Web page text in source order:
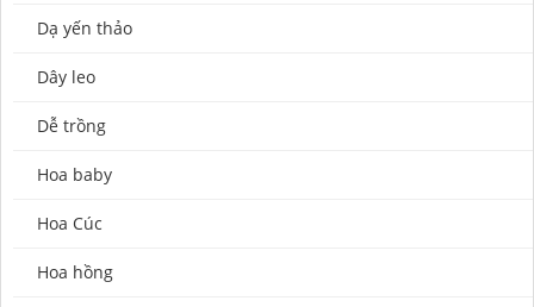
Dạ yến thảo
Dây leo
Dễ trồng
Hoa baby
Hoa Cúc
Hoa hồng